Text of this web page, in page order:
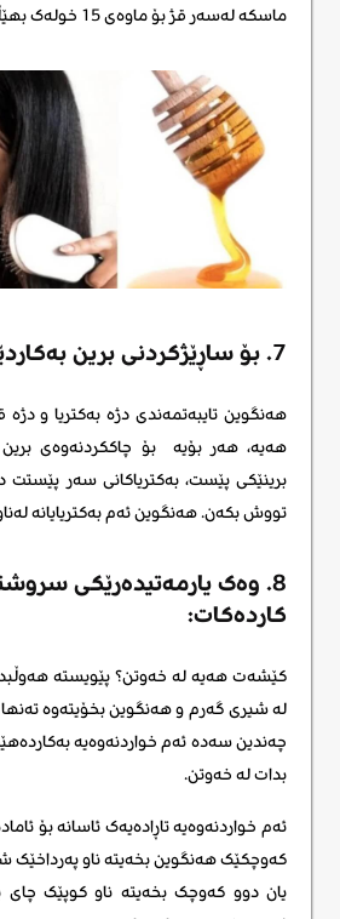
ماسکە لەسەر قژ بۆ ماوەی 15 خولەک بهێڵەرەوە و دواتر بیشۆ.
7. بۆ ساڕێژکردنی برین بەکاردێت:
هەنگوین تایبەتمەندی دژە بەکتریا و
هەیە، هەر بۆیە بۆ چاککردنەوەی
برینێکی پێست، بەکتریاکانی سەر پێستت
تووش بکەن. هەنگوین ئەم بەکتریایانە
8. وەک یارمەتیدەرێکی
کاردەکات:
کێشەت هەیە لە خەوتن؟ پێویستە
لە شیری گەرم و هەنگوین بخۆیتەوە
چەندین سەدە ئەم خواردنەوەیە
بدات لە خەوتن.
ئەم خواردنەوەیە تاڕادەیەک ئاسانە بۆ
کەوچکێک هەنگوین بخەیتە ناو پەرداخێک
یان دوو کەوچک بخەیتە ناو کوپێک چای